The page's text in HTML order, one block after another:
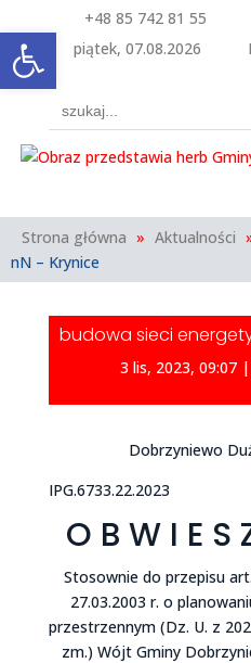
Otwórz pasek narzędzi
+48 85 742 81 55
piątek, 07.08.2026
for:
Strona główna » Aktualności
nN – Krynice
budowa sieci
3 lis, 2023, 09:07
Dobrzyniewo
IPG.6733.22.2023
O B W I E S
Stosownie do przepisu
27.03.2003 r. o
przestrzennym (Dz. U. z
zm.) Wójt Gminy